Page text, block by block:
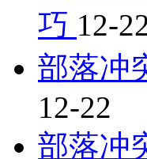
巧 12-
部落冲
12-22
部落冲